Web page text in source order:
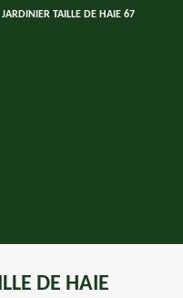
JARDINIER TAILLE DE HAIE 67
DE HAIE